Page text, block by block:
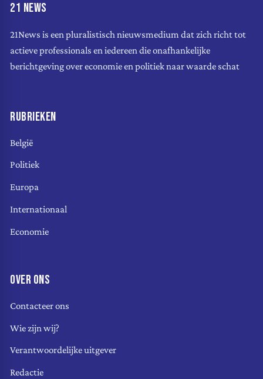
21 NEWS
21News is een pluralistisch nieuwsmedium dat zich richt tot
actieve professionals en iedereen die onafhankelijke
berichtgeving over economie en politiek naar waarde schat
RUBRIEKEN
België
Politiek
Europa
Internationaal
Economie
OVER ONS
Contacteer ons
Wie zijn wij?
Verantwoordelijke uitgever
Redactie